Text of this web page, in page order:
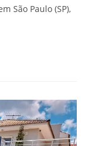
São Paulo (SP),